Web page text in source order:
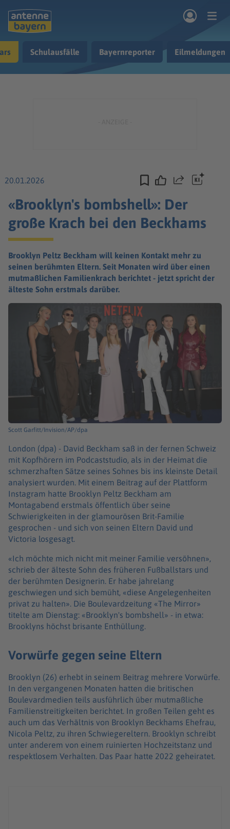
Ratgeber
Schulausfälle Bayernreporter Eilmeldungen
20.01.2026 Teilen
«Brooklyn's bombshell»: Der
große Krach bei den Beckhams
Brooklyn Peltz Beckham will keinen Kontakt mehr zu
seinen berühmten Eltern. Seit Monaten wird über einen
mutmaßlichen Familienkrach berichtet - jetzt spricht der
älteste Sohn erstmals darüber.
Scott Garfitt/Invision/AP/dpa
London (dpa) - David Beckham saß in der fernen Schweiz
mit Kopfhörern im Podcaststudio, als in der Heimat die
schmerzhaften Sätze seines Sohnes bis ins kleinste Detail
analysiert wurden. Mit einem Beitrag auf der Plattform
Instagram hatte Brooklyn Peltz Beckham am
Montagabend erstmals öffentlich über seine
Schwierigkeiten in der glamourösen Brit-Familie
gesprochen - und sich von seinen Eltern David und
Victoria losgesagt.
«Ich möchte mich nicht mit meiner Familie versöhnen»,
schrieb der älteste Sohn des früheren Fußballstars und
der berühmten Designerin. Er habe jahrelang
geschwiegen und sich bemüht, «diese Angelegenheiten
privat zu halten». Die Boulevardzeitung «The Mirror»
titelte am Dienstag: «Brooklyn's bombshell» - in etwa:
Brooklyns höchst brisante Enthüllung.
Vorwürfe gegen seine Eltern
Brooklyn (26) erhebt in seinem Beitrag mehrere Vorwürfe.
In den vergangenen Monaten hatten die britischen
Boulevardmedien teils ausführlich über mutmaßliche
Familienstreitigkeiten berichtet. In großen Teilen geht es
auch um das Verhältnis von Brooklyn Beckhams Ehefrau,
Nicola Peltz, zu ihren Schwiegereltern. Brooklyn schreibt
unter anderem von einem ruinierten Hochzeitstanz und
respektlosem Verhalten. Das Paar hatte 2022 geheiratet.